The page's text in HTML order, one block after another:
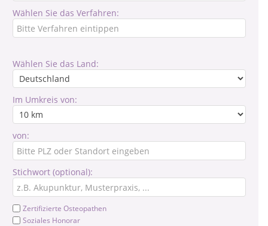
Wählen Sie das Verfahren:
Wählen Sie das Land:
Im Umkreis von:
von:
Stichwort (optional):
Zertifizierte Osteopathen
Soziales Honorar